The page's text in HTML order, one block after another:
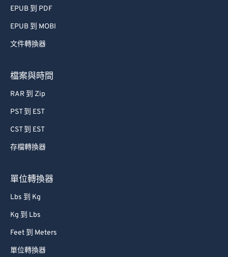
EPUB 到 PDF
EPUB 到 MOBI
文件轉換器
檔案與時間
RAR 到 Zip
PST 到 EST
CST 到 EST
存檔轉換器
單位轉換器
Lbs 到 Kg
Kg 到 Lbs
Feet 到 Meters
單位轉換器